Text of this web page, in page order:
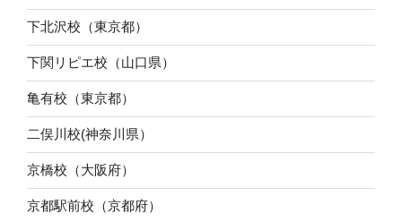
下北沢校（東京都）
下関リピエ校（山口県）
亀有校（東京都）
二俣川校(神奈川県）
京橋校（大阪府）
京都駅前校（京都府）